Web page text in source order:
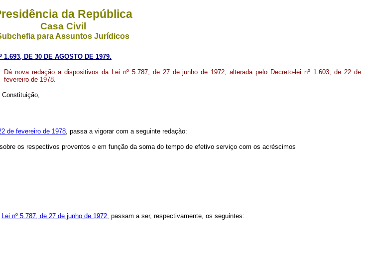
da República
Casa Civil
para Assuntos Jurídicos
1.693, DE 30 DE AGOSTO DE 1979.
Dá nova redação a dispositivos da Lei nº 5.787, de 27 de junho de 1972, alterada pelo Decreto-lei nº 1.603, de 22 de
fevereiro de 1978.
de fevereiro de 1978 , passa a vigorar com a seguinte redação:
os respectivos proventos e em função da soma do tempo de efetivo serviço com os acréscimos
Lei nº 5.787, de 27 de junho de 1972 , passam a ser, respectivamente, os seguintes: